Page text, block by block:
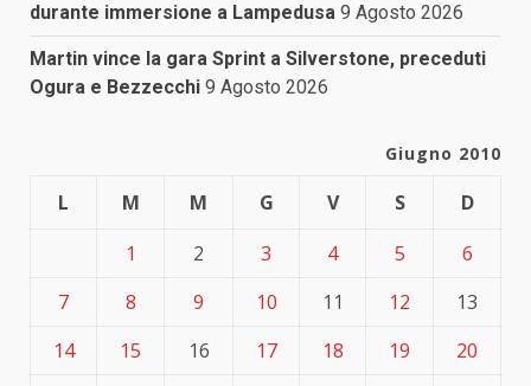
durante immersione a Lampedusa 9 Agosto 2026
Martin vince la gara Sprint a Silverstone, preceduti
Ogura e Bezzecchi 9 Agosto 2026
Giugno 2010
L M M G V S
D
1
2 3 4 5
6
7
8 9 10 11 12
13
14
15 16 17 18 19
20